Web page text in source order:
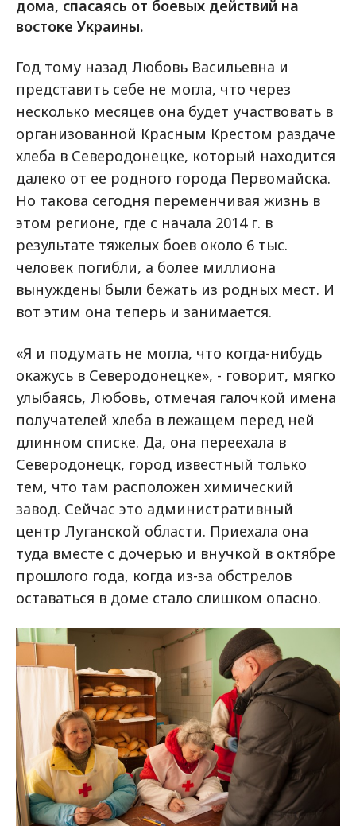
дома, спасаясь от боевых действий на
востоке Украины.
Год тому назад Любовь Васильевна и
представить себе не могла, что через
несколько месяцев она будет участвовать в
организованной Красным Крестом раздаче
хлеба в Северодонецке, который находится
далеко от ее родного города Первомайска.
Но такова сегодня переменчивая жизнь в
этом регионе, где с начала 2014 г. в
результате тяжелых боев около 6 тыс.
человек погибли, а более миллиона
вынуждены были бежать из родных мест. И
вот этим она теперь и занимается.
«Я и подумать не могла, что когда-нибудь
окажусь в Северодонецке», - говорит, мягко
улыбаясь, Любовь, отмечая галочкой имена
получателей хлеба в лежащем перед ней
длинном списке. Да, она переехала в
Северодонецк, город известный только
тем, что там расположен химический
завод. Сейчас это административный
центр Луганской области. Приехала она
туда вместе с дочерью и внучкой в октябре
прошлого года, когда из-за обстрелов
оставаться в доме стало слишком опасно.